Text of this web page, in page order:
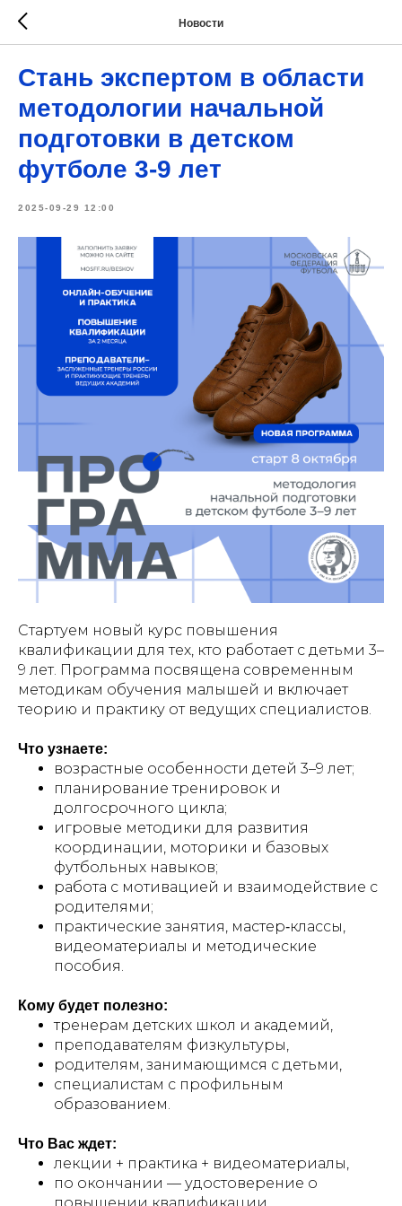
Новости
Стань экспертом в области
методологии начальной
подготовки в детском
футболе 3-9 лет
2025-09-29 12:00
Стартуем новый курс повышения
квалификации для тех, кто работает с детьми 3–
9 лет. Программа посвящена современным
методикам обучения малышей и включает
теорию и практику от ведущих специалистов.
Что узнаете:
возрастные особенности детей 3–9 лет;
планирование тренировок и
долгосрочного цикла;
игровые методики для развития
координации, моторики и базовых
футбольных навыков;
работа с мотивацией и взаимодействие с
родителями;
практические занятия, мастер‑классы,
видеоматериалы и методические
пособия.
Кому будет полезно:
тренерам детских школ и академий,
преподавателям физкультуры,
родителям, занимающимся с детьми,
специалистам с профильным
образованием.
Что Вас ждет:
лекции + практика + видеоматериалы,
по окончании — удостоверение о